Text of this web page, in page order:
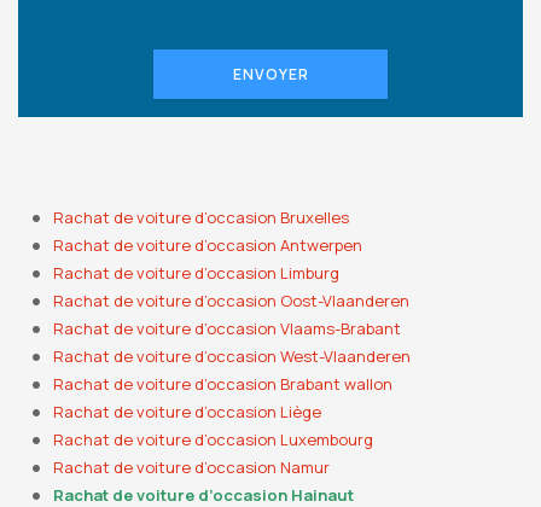
ENVOYER
Rachat de voiture d’occasion Bruxelles
Rachat de voiture d’occasion Antwerpen
Rachat de voiture d’occasion Limburg
Rachat de voiture d’occasion Oost-Vlaanderen
Rachat de voiture d’occasion Vlaams-Brabant
Rachat de voiture d’occasion West-Vlaanderen
Rachat de voiture d’occasion Brabant wallon
Rachat de voiture d’occasion Liège
Rachat de voiture d’occasion Luxembourg
Rachat de voiture d’occasion Namur
Rachat de voiture d’occasion Hainaut